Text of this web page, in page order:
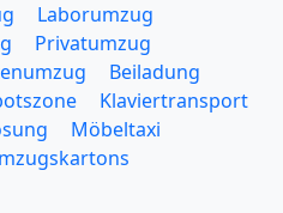
Laborumzug
Privatumzug
Beiladung
Klaviertransport
Möbeltaxi